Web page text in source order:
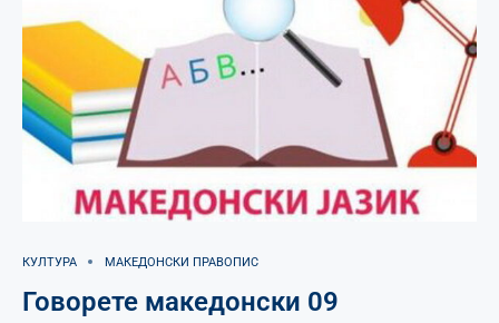
КУЛТУРА МАКЕДОНСКИ ПРАВОПИС
Говорете македонски 09